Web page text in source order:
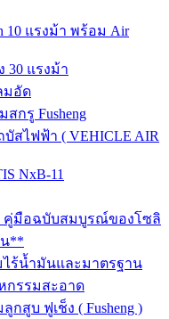
10 แรงม้า พร้อม Air
30 แรงม้า
มอัด
กรู Fusheng
สไฟฟ้า ( VEHICLE AIR
NxB-11
คู่มือฉบับสมบูรณ์ของโซลิ
น**
ไร้น้ำมันและมาตรฐาน
กรรมสะอาด
สูบ ฟูเช็ง ( Fusheng )